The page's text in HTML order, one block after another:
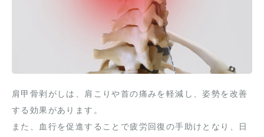
肩甲骨剥がしは、肩こりや首の痛みを軽減し、姿勢を改善
する効果があります。
また、血行を促進することで疲労回復の手助けとなり、日